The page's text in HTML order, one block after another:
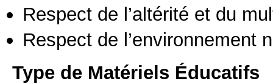
Respect de l’altérité et du
Respect de l’environnement
Type de Matériels Éducatifs